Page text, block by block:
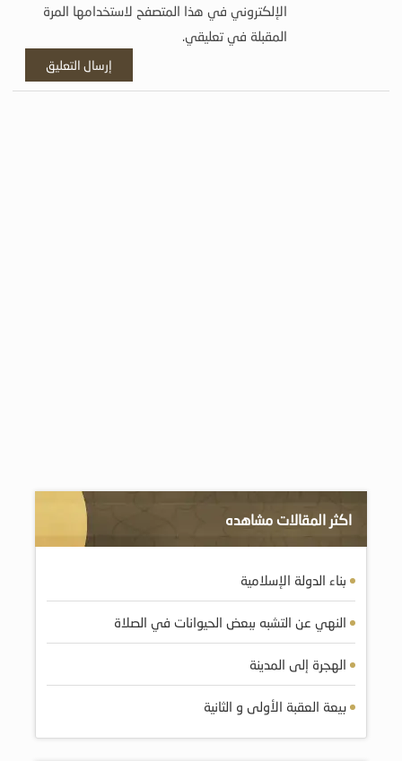
الإلكتروني في هذا المتصفح لاستخدامها المرة
المقبلة في تعليقي.
اكثر المقالات مشاهده
بناء الدولة الإسلامية
النهي عن التشبه ببعض الحيوانات في الصلاة
الهجرة إلى المدينة
بيعة العقبة الأولى و الثانية